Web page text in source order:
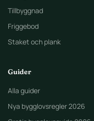
Tillbyggnad
Friggebod
Staket och plank
Guider
Alla guider
Nya bygglovsregler 2026